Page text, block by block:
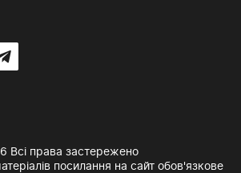
права застережено
посилання на сайт обов'язкове